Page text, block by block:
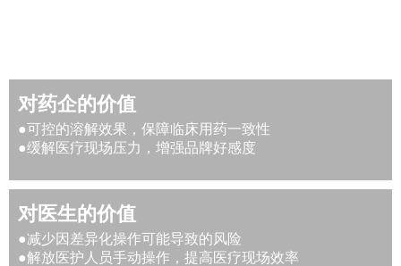
对药企的价值
●可控的溶解效果，保障临床用药一致性
●缓解医疗现场压力，增强品牌好感度
对医生的价值
●减少因差异化操作可能导致的风险
●解放医护人员手动操作，提高医疗现场效率